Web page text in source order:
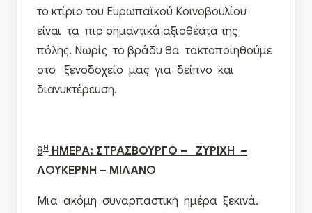
το κτίριο του Ευρωπαϊκού Κοινοβουλίου
είναι τα πιο σημαντικά αξιοθέατα της
πόλης. Νωρίς το βράδυ θα τακτοποιηθούμε
στο ξενοδοχείο μας για δείπνο και
διανυκτέρευση.
8Η ΗΜΕΡΑ: ΣΤΡΑΣΒΟΥΡΓΟ – ΖΥΡΙΧΗ –
ΛΟΥΚΕΡΝΗ – ΜΙΛΑΝΟ
Μια ακόμη συναρπαστική ημέρα ξεκινά.